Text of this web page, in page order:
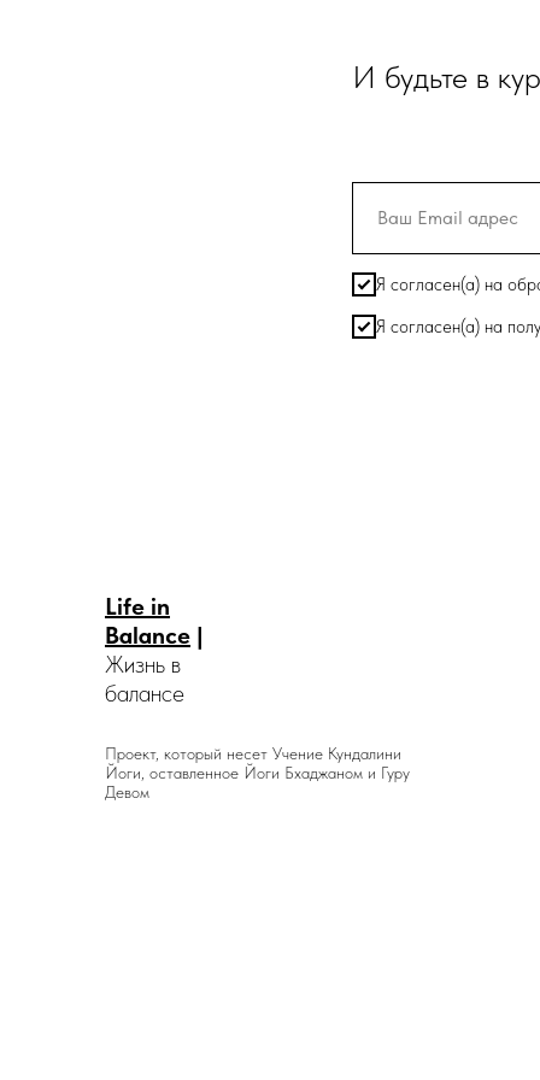
И будьте в
Я согласен(а) на
Я согласен(а) на
Life in
Balance |
Жизнь в
балансе
Проект, который несет Учение Кундалини
Йоги, оставленное Йоги Бхаджаном и Гуру
Девом